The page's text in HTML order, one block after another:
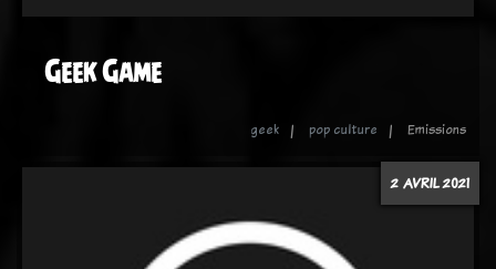
Geek Game
geek pop culture Emissions
2 AVRIL 2021